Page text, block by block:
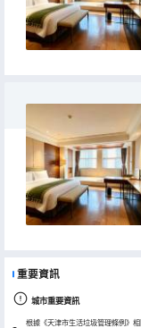
重要資訊
城市重要資訊
根據《天津市生活垃圾管理條例》